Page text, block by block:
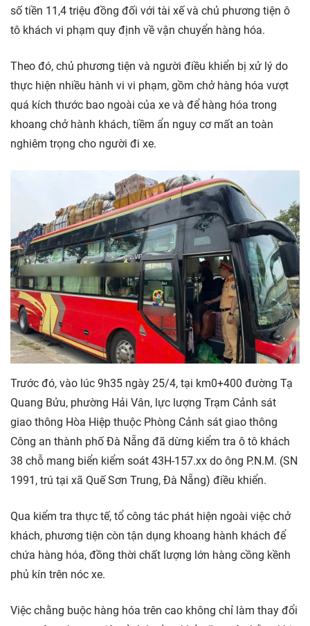
số tiền 11,4 triệu đồng đối với tài xế và chủ phương tiện ô
tô khách vi phạm quy định về vận chuyển hàng hóa.
Theo đó, chủ phương tiện và người điều khiển bị xử lý do
thực hiện nhiều hành vi vi phạm, gồm chở hàng hóa vượt
quá kích thước bao ngoài của xe và để hàng hóa trong
khoang chở hành khách, tiềm ẩn nguy cơ mất an toàn
nghiêm trọng cho người đi xe.
Trước đó, vào lúc 9h35 ngày 25/4, tại km0+400 đường Tạ
Quang Bửu, phường Hải Vân, lực lượng Trạm Cảnh sát
giao thông Hòa Hiệp thuộc Phòng Cảnh sát giao thông
Công an thành phố Đà Nẵng đã dừng kiểm tra ô tô khách
38 chỗ mang biển kiểm soát 43H-157.xx do ông P.N.M. (SN
1991, trú tại xã Quế Sơn Trung, Đà Nẵng) điều khiển.
Qua kiểm tra thực tế, tổ công tác phát hiện ngoài việc chở
khách, phương tiện còn tận dụng khoang hành khách để
chứa hàng hóa, đồng thời chất lượng lớn hàng cồng kềnh
phủ kín trên nóc xe.
Việc chằng buộc hàng hóa trên cao không chỉ làm thay đổi